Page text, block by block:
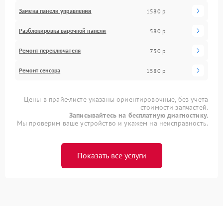
Замена панели управления 1580 р
Разблокировка варочной панели 580 р
Ремонт переключателя 730 р
Ремонт сенсора 1580 р
Цены в прайс-листе указаны ориентировочные, без учета
стоимости запчастей.
Записывайтесь на бесплатную диагностику.
Мы проверим ваше устройство и укажем на неисправность.
Показать все услуги